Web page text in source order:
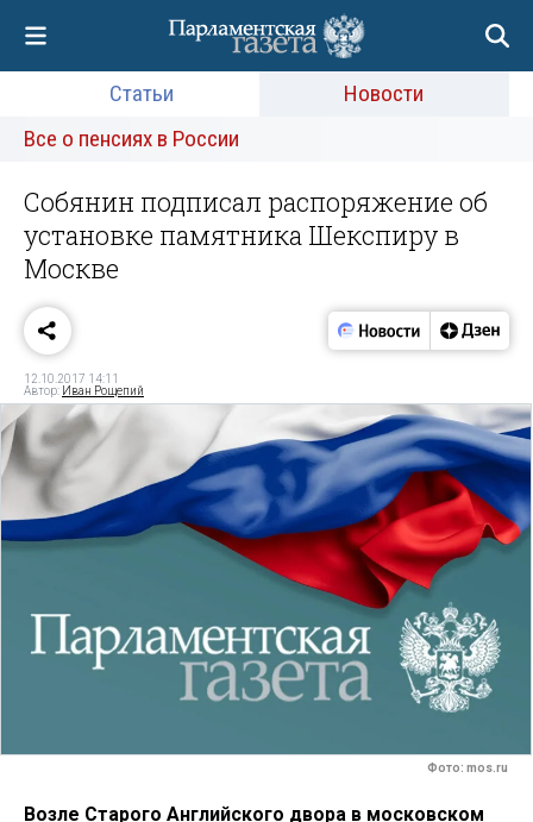
Статьи
Новости
Все о пенсиях в России
Собянин подписал распоряжение об
установке памятника Шекспиру в
Москве
12.10.2017 14:11
Автор: Иван Рощепий
Фото: mos.ru
Возле Старого Английского двора в московском